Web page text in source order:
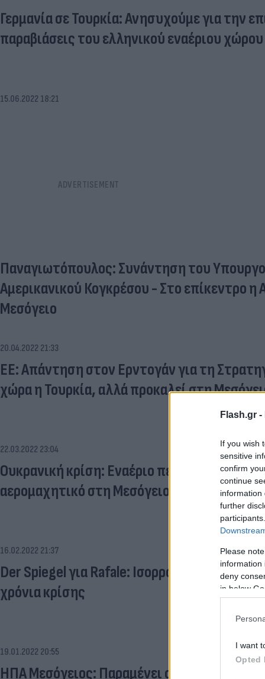
Flash.gr -
If you wish
sensitive
confirm
continue
information
further
Please
information
deny
in below
I want
Opted
Γερμανία σε Τουρκία: Ανησυχούμε για την
παραβιάσεις του ελληνικού εναέριου χώρου
15.06.2022 18:21
Παναγιωτόπουλος: Συνάντηση του
Αμερικανικού Κογκρέσου - Στο επίκεντρο η
Μεσόγειο
20.04.2022 21:33
ΕΕ: Απάντηση στον Ερντογάν για τη
χώρα η Τουρκία, αλλά προκαλεί στη
22.03.2022 23:04
Ουκρανική κρίση: Εναέριο περιστατικό με
αερομαχητικό στη Μεσόγειο
16.02.2022 21:37
Der Spiegel για Rafale: Ισορροπία στη
χρόνια κρίσης
19.01.2022 20:55
ΗΠΑ Μεσόγειος: Παραμένει στην περιοχή